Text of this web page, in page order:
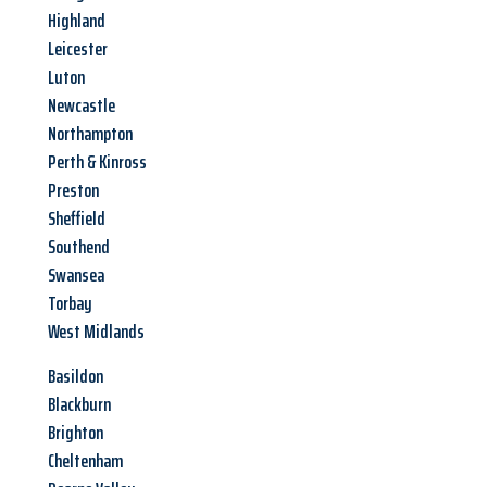
Highland
Leicester
Luton
Newcastle
Northampton
Perth & Kinross
Preston
Sheffield
Southend
Swansea
Torbay
West Midlands
Basildon
Blackburn
Brighton
Cheltenham